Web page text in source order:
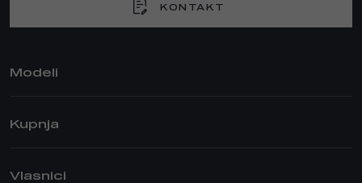
KONTAKT
Modeli
STELVIO
Kupnja
PRODAJNO – SERVISNA MREŽA
Vlasnici